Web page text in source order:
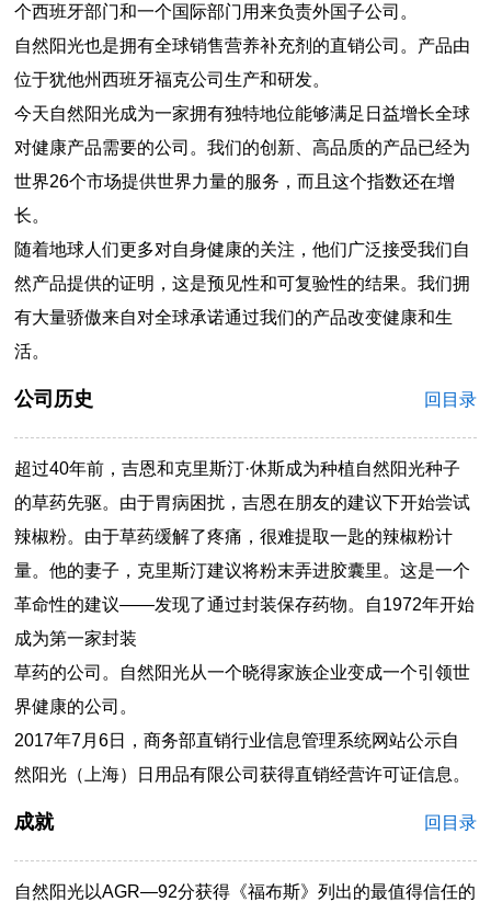
个西班牙部门和一个国际部门用来负责外国子公司。
自然阳光也是拥有全球销售营养补充剂的直销公司。产品由
位于犹他州西班牙福克公司生产和研发。
今天自然阳光成为一家拥有独特地位能够满足日益增长全球
对健康产品需要的公司。我们的创新、高品质的产品已经为
世界26个市场提供世界力量的服务，而且这个指数还在增
长。
随着地球人们更多对自身健康的关注，他们广泛接受我们自
然产品提供的证明，这是预见性和可复验性的结果。我们拥
有大量骄傲来自对全球承诺通过我们的产品改变健康和生
活。
公司历史 回目录
超过40年前，吉恩和克里斯汀·休斯成为种植自然阳光种子
的草药先驱。由于胃病困扰，吉恩在朋友的建议下开始尝试
辣椒粉。由于草药缓解了疼痛，很难提取一匙的辣椒粉计
量。他的妻子，克里斯汀建议将粉末弄进胶囊里。这是一个
革命性的建议——发现了通过封装保存药物。自1972年开始
成为第一家封装
草药的公司。自然阳光从一个晓得家族企业变成一个引领世
界健康的公司。
2017年7月6日，商务部直销行业信息管理系统网站公示自
然阳光（上海）日用品有限公司获得直销经营许可证信息。
成就 回目录
自然阳光以AGR—92分获得《福布斯》列出的最值得信任的